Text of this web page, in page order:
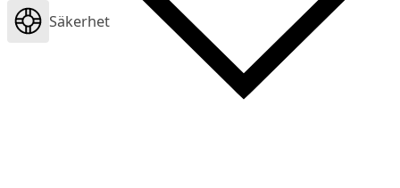
Säkerhet